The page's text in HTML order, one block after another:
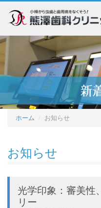
ホーム お知らせ
お知らせ
光学印象：審美性
リー